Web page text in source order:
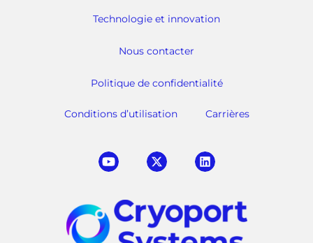
Technologie et innovation
Nous contacter
Politique de confidentialité
Conditions d’utilisation Carrières